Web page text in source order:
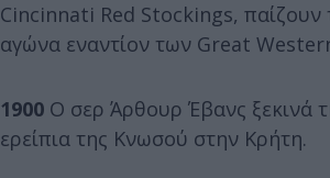
Cincinnati Red Stockings, παίζουν
αγώνα εναντίον των Great
1900 Ο σερ Άρθουρ Έβανς ξεκινά
ερείπια της Κνωσού στην Κρήτη.